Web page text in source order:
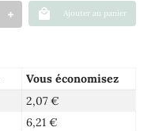
Ajouter au panier
Vous économisez
2,07 €
6,21 €